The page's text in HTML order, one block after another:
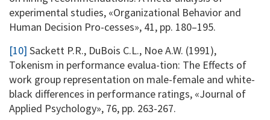
experimental studies, «Organizational Behavior and
Human Decision Pro-cesses», 41, pp. 180–195.
[10] Sackett P.R., DuBois C.L., Noe A.W. (1991),
Tokenism in performance evalua-tion: The Effects of
work group representation on male-female and white-
black differences in performance ratings, «Journal of
Applied Psychology», 76, pp. 263-267.